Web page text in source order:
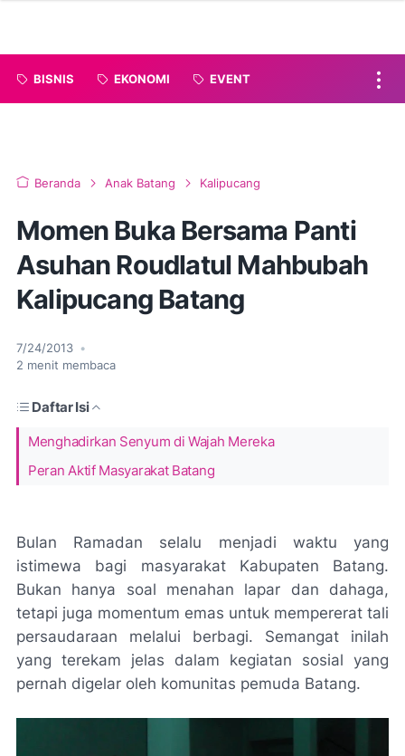
BISNIS EKONOMI EVENT
Beranda Anak Batang Kalipucang
Momen Buka Bersama Panti
Asuhan Roudlatul Mahbubah
Kalipucang Batang
7/24/2013 •
2 menit membaca
Daftar Isi
Menghadirkan Senyum di Wajah Mereka
Peran Aktif Masyarakat Batang
Bulan Ramadan selalu menjadi waktu yang
istimewa bagi masyarakat Kabupaten Batang.
Bukan hanya soal menahan lapar dan dahaga,
tetapi juga momentum emas untuk mempererat tali
persaudaraan melalui berbagi. Semangat inilah
yang terekam jelas dalam kegiatan sosial yang
pernah digelar oleh komunitas pemuda Batang.